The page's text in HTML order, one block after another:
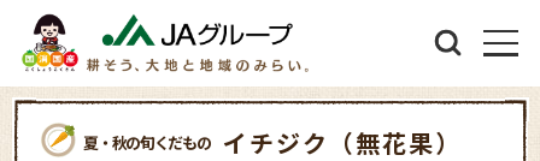
夏・秋の旬くだもの イチジク（無花果）